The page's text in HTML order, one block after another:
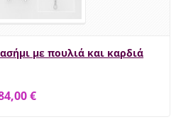
με πουλιά και καρδιά
€